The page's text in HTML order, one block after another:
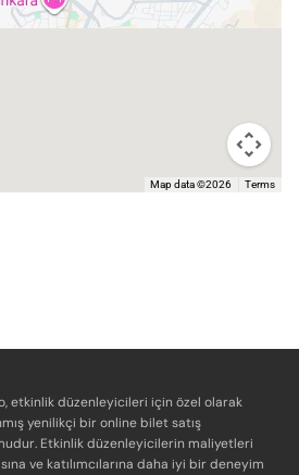
Map data ©2026 Terms
etkinlik düzenleyicileri için özel olarak
yenilikçi bir online bilet satış
Etkinlik düzenleyicilerin maliyetleri
ve katılımcılarına daha iyi bir deneyim